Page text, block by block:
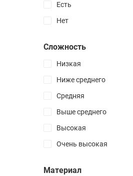
Водный пистолет
Мыльные пузыри
Кубики 2x2-7x7
Пирамидки
Мегаминксы
FTO
Есть
Нет
Сложность
Низкая
Ниже среднего
Средняя
Выше среднего
Высокая
Очень высокая
Материал